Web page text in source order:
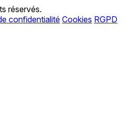
réservés.
confidentialitéCookies RGPD